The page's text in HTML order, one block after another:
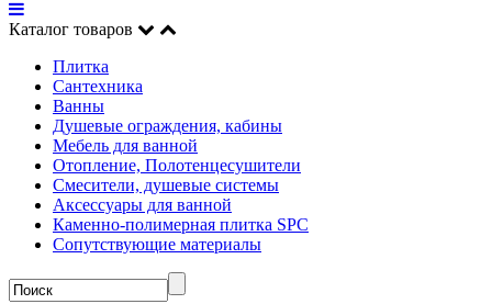
Каталог товаров
Плитка
Сантехника
Ванны
Душевые ограждения, кабины
Мебель для ванной
Отопление, Полотенцесушители
Смесители, душевые системы
Аксессуары для ванной
Каменно-полимерная плитка SPC
Сопутствующие материалы